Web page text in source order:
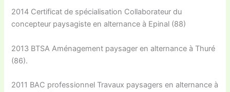
2014 Certificat de spécialisation Collaborateur du
concepteur paysagiste en alternance à Epinal (88)
2013 BTSA Aménagement paysager en alternance à Thuré
(86).
2011 BAC professionnel Travaux paysagers en alternance à